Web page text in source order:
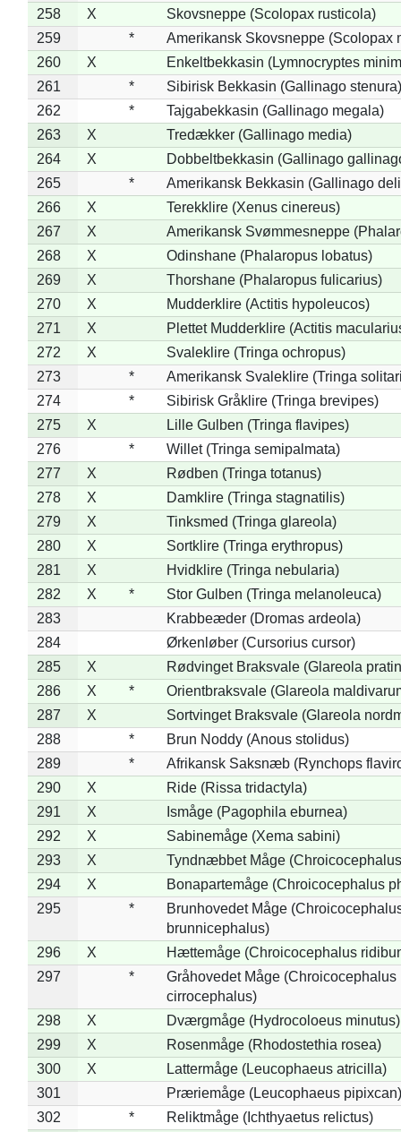
258
X
Skovsneppe (Scolopax rusticola)
259
*
Amerikansk Skovsneppe (Scolopax
260
X
Enkeltbekkasin (Lymnocryptes
261
*
Sibirisk Bekkasin (Gallinago stenura)
262
*
Tajgabekkasin (Gallinago megala)
263
X
Tredækker (Gallinago media)
264
X
Dobbeltbekkasin (Gallinago
265
*
Amerikansk Bekkasin (Gallinago
266
X
Terekklire (Xenus cinereus)
267
X
Amerikansk Svømmesneppe
268
X
Odinshane (Phalaropus lobatus)
269
X
Thorshane (Phalaropus fulicarius)
270
X
Mudderklire (Actitis hypoleucos)
271
X
Plettet Mudderklire (Actitis
272
X
Svaleklire (Tringa ochropus)
273
*
Amerikansk Svaleklire (Tringa
274
*
Sibirisk Gråklire (Tringa brevipes)
275
X
Lille Gulben (Tringa flavipes)
276
*
Willet (Tringa semipalmata)
277
X
Rødben (Tringa totanus)
278
X
Damklire (Tringa stagnatilis)
279
X
Tinksmed (Tringa glareola)
280
X
Sortklire (Tringa erythropus)
281
X
Hvidklire (Tringa nebularia)
282
X *
Stor Gulben (Tringa melanoleuca)
283
Krabbeæder (Dromas ardeola)
284
Ørkenløber (Cursorius cursor)
285
X
Rødvinget Braksvale (Glareola
286
X *
Orientbraksvale (Glareola
287
X
Sortvinget Braksvale (Glareola
288
*
Brun Noddy (Anous stolidus)
289
*
Afrikansk Saksnæb (Rynchops
290
X
Ride (Rissa tridactyla)
291
X
Ismåge (Pagophila eburnea)
292
X
Sabinemåge (Xema sabini)
293
X
Tyndnæbbet Måge
294
X
Bonapartemåge (Chroicocephalus
295
*
Brunhovedet Måge
brunnicephalus)
296
X
Hættemåge (Chroicocephalus
297
*
Gråhovedet Måge (Chroicocephalus
cirrocephalus)
298
X
Dværgmåge (Hydrocoloeus minutus)
299
X
Rosenmåge (Rhodostethia rosea)
300
X
Lattermåge (Leucophaeus atricilla)
301
Præriemåge (Leucophaeus pipixcan)
302
*
Reliktmåge (Ichthyaetus relictus)